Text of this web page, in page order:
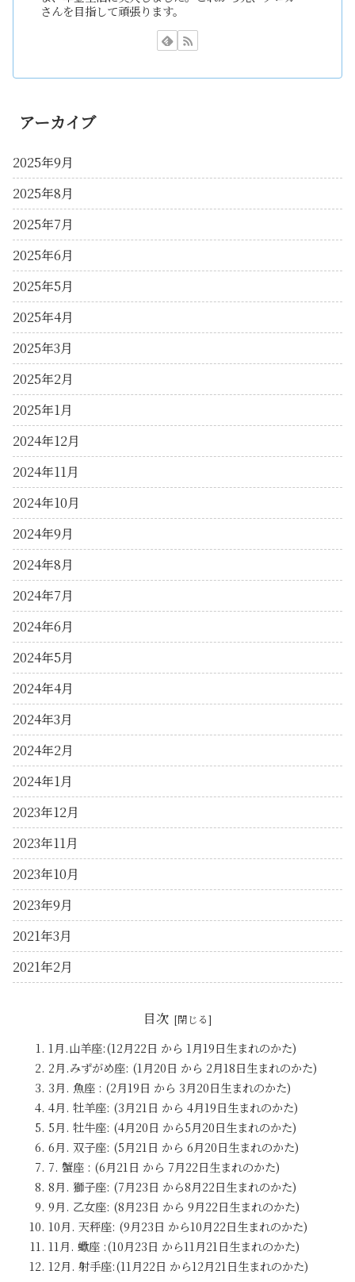
さんを目指して頑張ります。
アーカイブ
2025年9月
2025年8月
2025年7月
2025年6月
2025年5月
2025年4月
2025年3月
2025年2月
2025年1月
2024年12月
2024年11月
2024年10月
2024年9月
2024年8月
2024年7月
2024年6月
2024年5月
2024年4月
2024年3月
2024年2月
2024年1月
2023年12月
2023年11月
2023年10月
2023年9月
2021年3月
2021年2月
目次
1月.山羊座:(12月22日 から 1月19日生まれのかた)
2月.みずがめ座: (1月20日 から 2月18日生まれのかた)
3月. 魚座 : (2月19日 から 3月20日生まれのかた)
4月. 牡羊座: (3月21日 から 4月19日生まれのかた)
5月. 牡牛座: (4月20日 から5月20日生まれのかた)
6月. 双子座: (5月21日 から 6月20日生まれのかた)
7. 蟹座 : (6月21日 から 7月22日生まれのかた)
8月. 獅子座: (7月23日 から8月22日生まれのかた)
9月. 乙女座: (8月23日 から 9月22日生まれのかた)
10月. 天秤座: (9月23日 から10月22日生まれのかた)
11月. 蠍座 :(10月23日 から11月21日生まれのかた)
12月. 射手座:(11月22日 から12月21日生まれのかた)